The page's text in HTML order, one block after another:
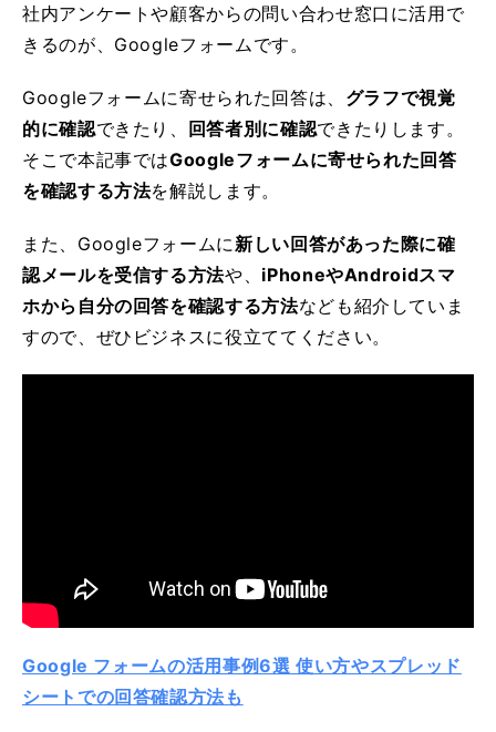
社内アンケートや顧客からの問い合わせ窓口に活用で
きるのが、Googleフォームです。
Googleフォームに寄せられた回答は、 グラフで視覚
的に確認できたり、 回答者別に確認できたりします。
そこで本記事ではGoogleフォームに寄せられた回答
を確認する方法を解説します。
また、Googleフォームに 新しい回答があった際に確
認メールを受信する方法や、 iPhoneやAndroidスマ
ホから自分の回答を確認する方法なども紹介していま
すので、ぜひビジネスに役立ててください。
Google フォームの活用事例6選 使い方やスプレッド
シートでの回答確認方法も